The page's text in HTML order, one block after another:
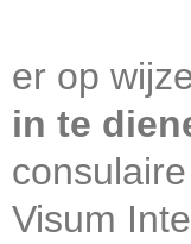
er op
in te
Visum